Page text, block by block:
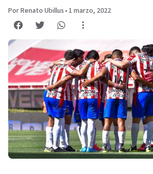
Por Renato Ubillus • 1 marzo, 2022